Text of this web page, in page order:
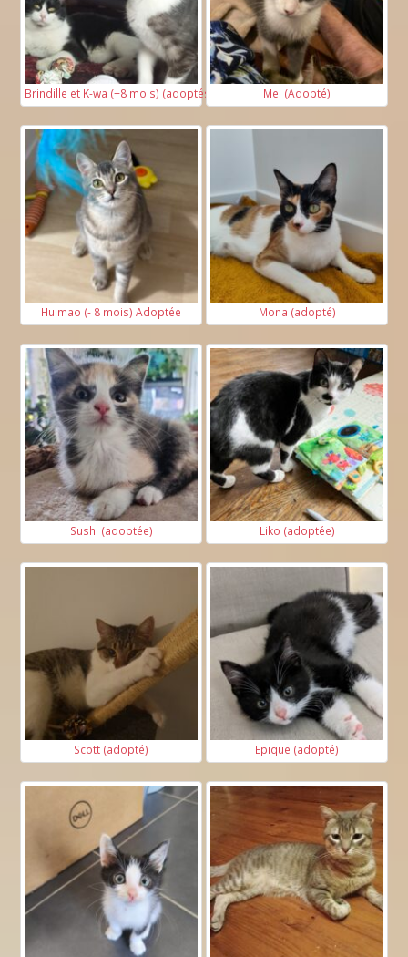
Brindille et K-wa (+8 mois) (adoptés) Mel (Adopté)
Huimao (- 8 mois) Adoptée Mona (adopté)
Sushi (adoptée) Liko (adoptée)
Scott (adopté) Epique (adopté)